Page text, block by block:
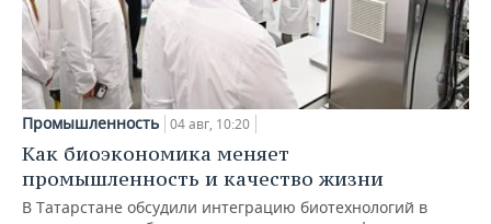
Промышленность 04 авг, 10:20
Как биоэкономика меняет
промышленность и качество жизни
В Татарстане обсудили интеграцию биотехнологий в